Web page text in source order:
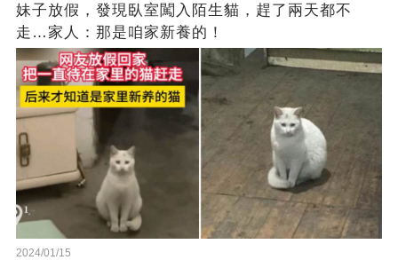
妹子放假，發現臥室闖入陌生貓，趕了兩天都不
走…家人：那是咱家新養的！
2024/01/15